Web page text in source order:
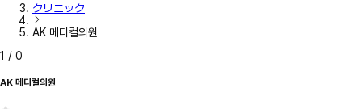
クリニック
AK 메디컬의원
1 / 0
AK 메디컬의원